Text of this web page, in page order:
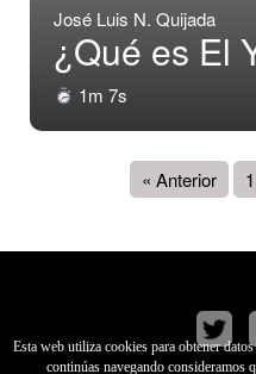
José Luis N. Quijada
¿Qué es El
1m 7s
« Anterior 1
Esta web utiliza cookies para obtener
continúas navegando consideramos